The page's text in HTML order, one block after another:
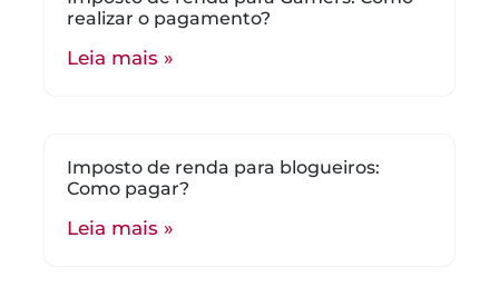
realizar o pagamento?
Leia mais »
Imposto de renda para blogueiros:
Como pagar?
Leia mais »